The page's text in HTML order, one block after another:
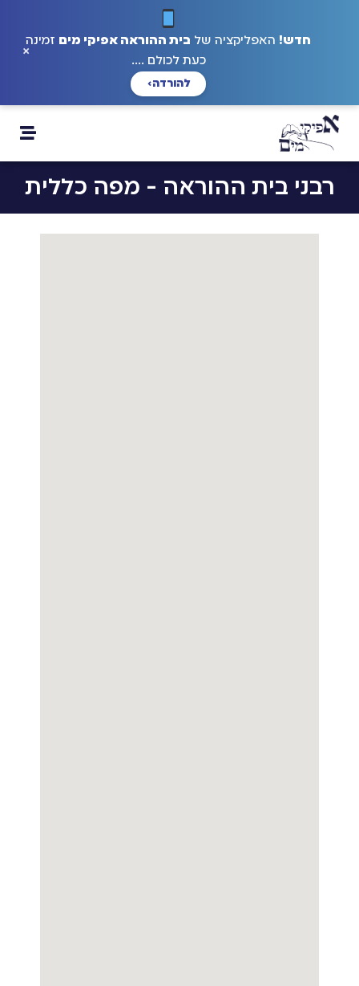
חדש! האפליקציה של בית ההוראה אפיקי מים זמינה
כעת לכולם ....
להורדה›
×
רבני בית ההוראה - מפה כללית